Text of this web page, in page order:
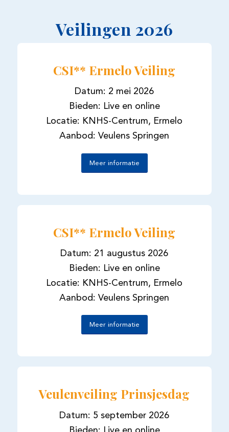
Veilingen 2026
CSI** Ermelo Veiling
Datum: 2 mei 2026
Bieden: Live en online
Locatie: KNHS-Centrum, Ermelo
Aanbod: Veulens Springen
Meer informatie
CSI** Ermelo Veiling
Datum: 21 augustus 2026
Bieden: Live en online
Locatie: KNHS-Centrum, Ermelo
Aanbod: Veulens Springen
Meer informatie
Veulenveiling Prinsjesdag
Datum: 5 september 2026